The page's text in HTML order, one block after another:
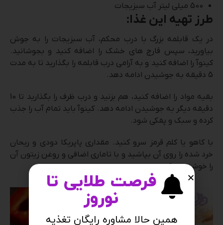
500 میلی لیتر آب سبزیجات
طرز تهیه این غذا:
در یک قابلمه بزرگ با درب محکم، آب سبزیجات را به جوش
بیاورید، سپس قارچ های خشک را اضافه کنید و بجوشانید.
کینوآ را اضافه کنید و به آرامی درب قابلمه را بگذارید تا به مدت
5 دقیقه به جوشیدن ادامه دهد.
بقیه مواد را اضافه کنید، هم بزنید و درب ظرف را بگذارید تا 10
دقیقه دیگر به جوشیدن ادامه دهد. کینوآ باید تمام آب را جذب
کرده و سبک و پفکی شود.
با کاهو یا کلم قرمز سرو کنید. مقداری پاپریکا دودی و ریحان
خرد شده را روی آن بپاشید و با تاماری اضافی و روغن زیتون آن
را خوشمزه تر کنید.
فرصت طلایی تا
نوروز
همین حالا مشاوره رایگان تغذیه